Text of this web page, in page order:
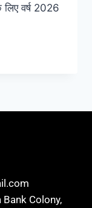
वर्ष 2026
Colony,